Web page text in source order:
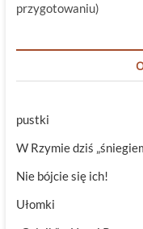
przygotowaniu)
pustki
W Rzymie dziś
Nie bójcie się ich!
Ułomki